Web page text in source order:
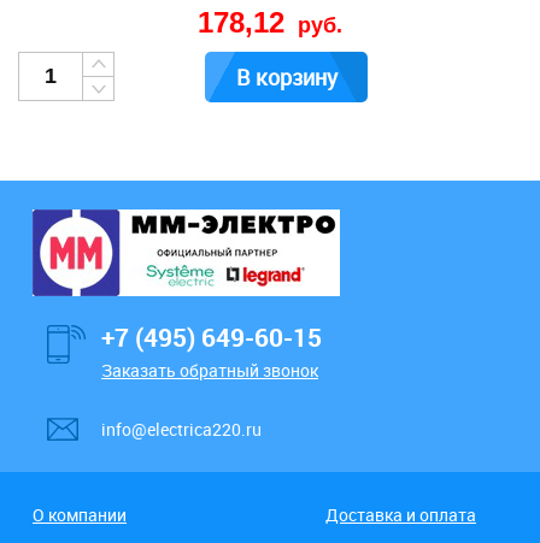
178,12 руб.
В корзину
+7 (495) 649-60-15
Заказать обратный звонок
info@electrica220.ru
О компании
Доставка и оплата